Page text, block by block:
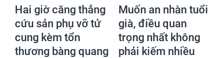
Hai giờ căng thẳng
cứu sản phụ vỡ tử
cung kèm tổn
thương bàng quang
Muốn an nhàn tuổi
già, điều quan
trọng nhất không
phải kiếm nhiều